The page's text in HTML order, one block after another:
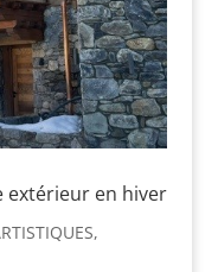
extérieur en hiver
,